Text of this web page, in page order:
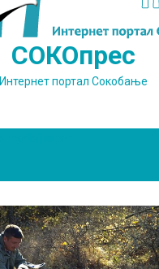
СОКОпрес
Интернет портал Сокобање